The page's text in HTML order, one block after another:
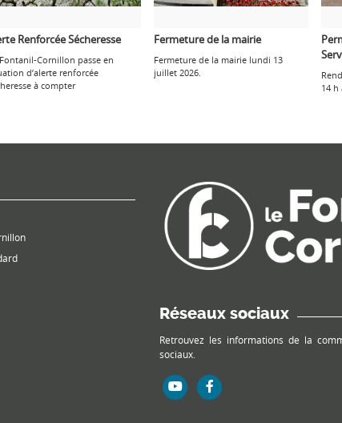
Renforcée Sécheresse
Cornillon passe en
d’alerte renforcée
à compter
Fermeture de la mairie
Fermeture de la mairie lundi 13
juillet 2026.
14 h
Réseaux sociaux
Retrouvez les informations de la
sociaux.